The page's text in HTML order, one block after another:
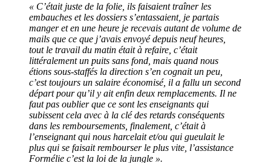
« C’était juste de la folie, ils faisaient traîner les
embauches et les dossiers s’entassaient, je partais
manger et en une heure je recevais autant de volume de
mails que ce que j’avais envoyé depuis neuf heures,
tout le travail du matin était à refaire, c’était
littéralement un puits sans fond, mais quand nous
étions sous-staffés la direction s’en cognait un peu,
c’est toujours un salaire économisé, il a fallu un second
départ pour qu’il y ait enfin deux remplacements. Il ne
faut pas oublier que ce sont les enseignants qui
subissent cela avec à la clé des retards conséquents
dans les remboursements, finalement, c’était à
l’enseignant qui nous harcelait et/ou qui gueulait le
plus qui se faisait rembourser le plus vite, l’assistance
Formélie c’est la loi de la jungle ».